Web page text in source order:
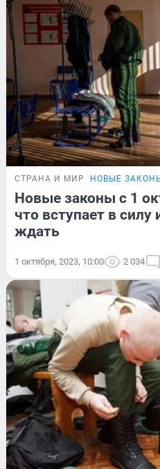
СТРАНА И МИР НОВЫЕ ЗАКОНЫ
Новые законы с 1
что вступает в
ждать
1 октября, 2023, 10:00 2 034